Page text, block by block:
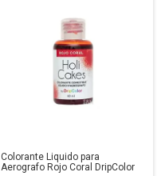
Colorante Liquido para
Aerografo Rojo Coral DripColor